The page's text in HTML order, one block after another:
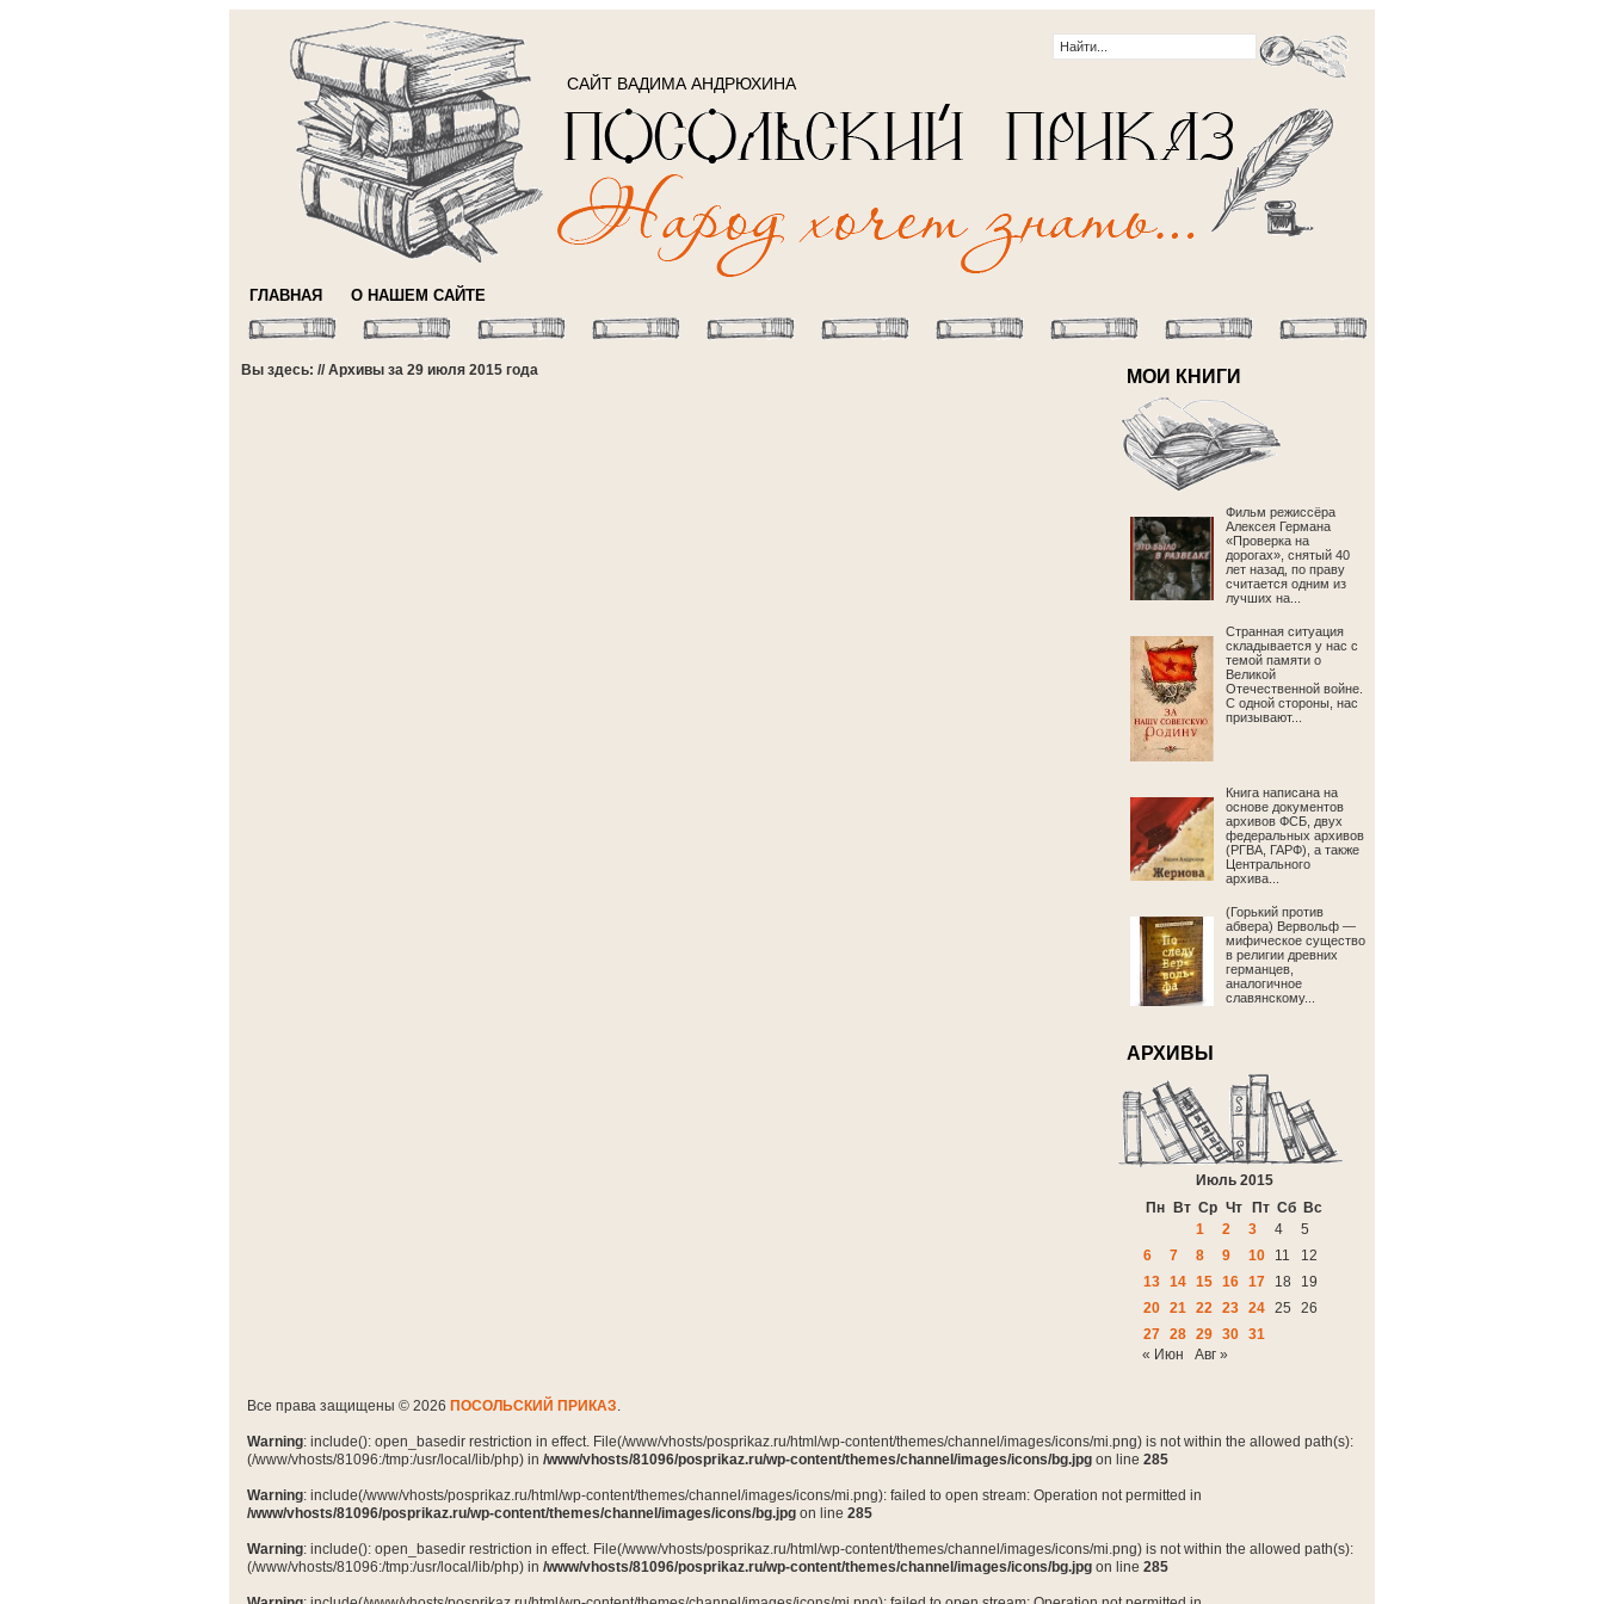
САЙТ ВАДИМА АНДРЮХИНА
ГЛАВНАЯ О НАШЕМ САЙТЕ
Вы здесь: // Архивы за 29 июля 2015 года МОИ КНИГИ
Фильм режиссёра
Алексея Германа
«Проверка на
дорогах», снятый 40
лет назад, по праву
считается одним из
лучших на...
Странная ситуация
складывается у нас с
темой памяти о
Великой
Отечественной войне.
С одной стороны, нас
призывают...
Книга написана на
основе документов
архивов ФСБ, двух
федеральных архивов
(РГВА, ГАРФ), а также
Центрального
архива...
(Горький против
абвера) Вервольф —
мифическое существо
в религии древних
германцев,
аналогичное
славянскому...
АРХИВЫ
Июль 2015
Пн
Вт Ср Чт Пт Сб Вс
1
2 3 4
5
6
7 8 9 10 11
12
13 14 15 16 17 18
19
20 21 22 23 24 25
26
27 28 29 30 31
« Июн
Авг »
Все права защищены © 2026 ПОСОЛЬСКИЙ ПРИКАЗ.
Warning: include(): open_basedir restriction in effect. File(/www/vhosts/posprikaz.ru/html/wp-content/themes/channel/images/icons/mi.png) is not within the allowed path(s):
(/www/vhosts/81096:/tmp:/usr/local/lib/php) in /www/vhosts/81096/posprikaz.ru/wp-content/themes/channel/images/icons/bg.jpg on line 285
Warning: include(/www/vhosts/posprikaz.ru/html/wp-content/themes/channel/images/icons/mi.png): failed to open stream: Operation not permitted in
/www/vhosts/81096/posprikaz.ru/wp-content/themes/channel/images/icons/bg.jpg on line 285
Warning: include(): open_basedir restriction in effect. File(/www/vhosts/posprikaz.ru/html/wp-content/themes/channel/images/icons/mi.png) is not within the allowed path(s):
(/www/vhosts/81096:/tmp:/usr/local/lib/php) in /www/vhosts/81096/posprikaz.ru/wp-content/themes/channel/images/icons/bg.jpg on line 285